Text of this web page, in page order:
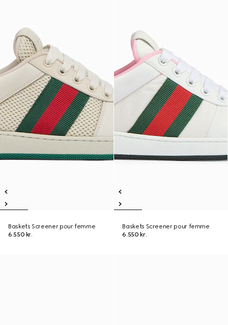
Baskets Screener pour femme
6.550 kr.
Baskets Screener pour femme
6.550 kr.